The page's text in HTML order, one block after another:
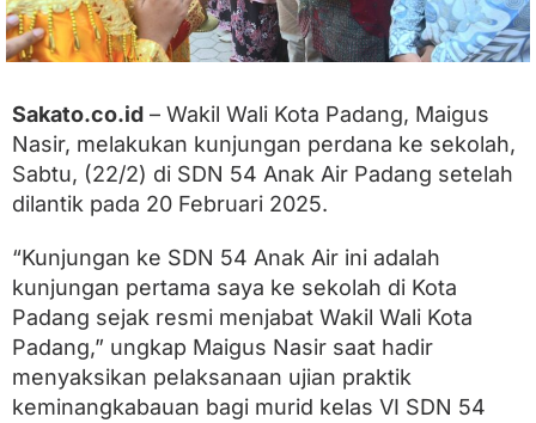
g
u
N
s
i
r
:
e
m
b
e
l
a
j
a
Sakato.co.id – Wakil Wali Kota Padang, Maigus
Nasir, melakukan kunjungan perdana ke sekolah,
Sabtu, (22/2) di SDN 54 Anak Air Padang setelah
dilantik pada 20 Februari 2025.
“Kunjungan ke SDN 54 Anak Air ini adalah
kunjungan pertama saya ke sekolah di Kota
Padang sejak resmi menjabat Wakil Wali Kota
Padang,” ungkap Maigus Nasir saat hadir
menyaksikan pelaksanaan ujian praktik
keminangkabauan bagi murid kelas VI SDN 54